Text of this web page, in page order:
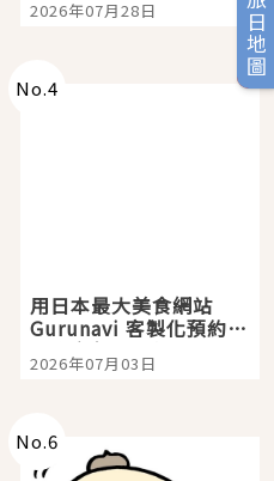
旅日地圖
2026年07月28日
No.4
用日本最大美食網站
Gurunavi 客製化預約九
大都市餐廳，打造專屬
美食體驗！
2026年07月03日
No.6